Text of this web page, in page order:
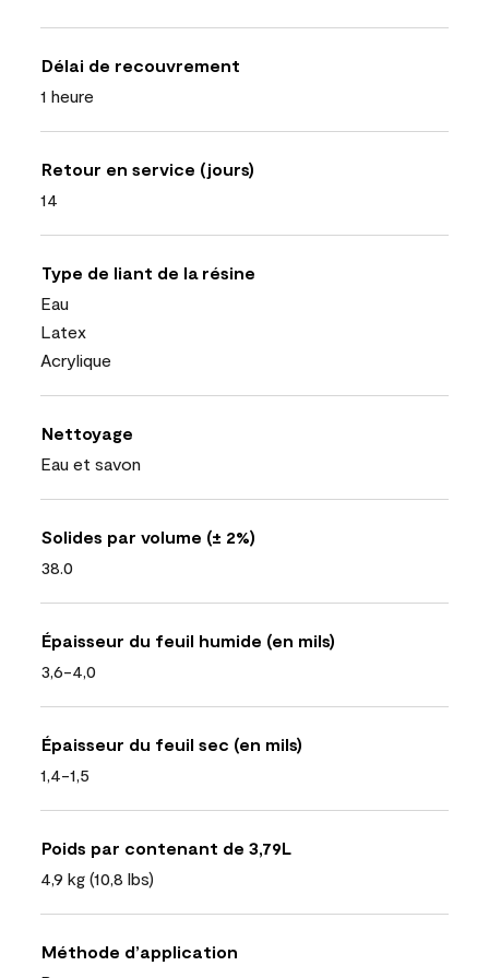
Délai de recouvrement
1 heure
Retour en service (jours)
14
Type de liant de la résine
Eau
Latex
Acrylique
Nettoyage
Eau et savon
Solides par volume (± 2%)
38.0
Épaisseur du feuil humide (en mils)
3,6-4,0
Épaisseur du feuil sec (en mils)
1,4-1,5
Poids par contenant de 3,79L
4,9 kg (10,8 lbs)
Méthode d’application